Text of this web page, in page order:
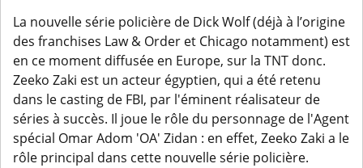
La nouvelle série policière de Dick Wolf (déjà à l’origine
des franchises Law & Order et Chicago notamment) est
en ce moment diffusée en Europe, sur la TNT donc.
Zeeko Zaki est un acteur égyptien, qui a été retenu
dans le casting de FBI, par l'éminent réalisateur de
séries à succès. Il joue le rôle du personnage de l'Agent
spécial Omar Adom 'OA' Zidan : en effet, Zeeko Zaki a le
rôle principal dans cette nouvelle série policière.